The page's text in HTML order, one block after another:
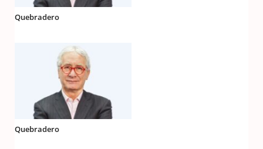
Quebradero
Quebradero